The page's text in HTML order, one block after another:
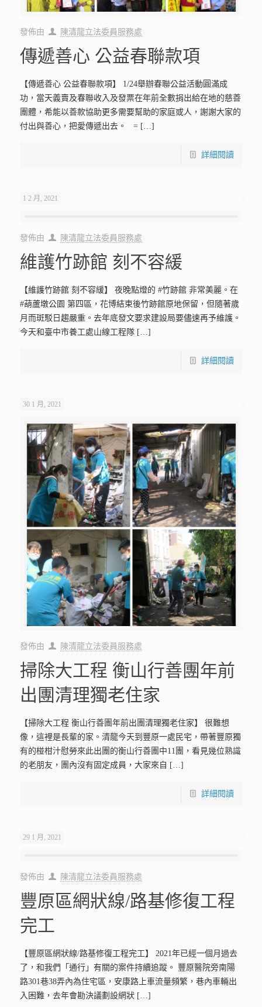
發佈由 陳清龍立法委員服務處
傳遞善心 公益春聯款項
【傳遞善心 公益春聯款項】 1/24舉辦春聯公益活動圓滿成
功，當天義賣及春聯收入及發票在年前全數捐出給在地的慈善
團體，希能以善款協助更多需要幫助的家庭或人，謝謝大家的
付出與善心，把愛傳遞出去。 =[…]
詳細閱讀
1 2 月, 2021
發佈由 陳清龍立法委員服務處
維護竹跡館 刻不容緩
【維護竹跡館 刻不容緩】 夜晚點燈的 #竹跡館 非常美麗。在
#葫蘆墩公園 第四區，花博結束後竹跡館原地保留，但隨著歲
月而斑駁日趨嚴重。去年底發文要求建設局要儘速再予維護。
今天和臺中市養工處山線工程隊[…]
詳細閱讀
30 1 月, 2021
發佈由 陳清龍立法委員服務處
掃除大工程 衡山行善團年前
出團清理獨老住家
【掃除大工程 衡山行善團年前出團清理獨老住家】 很難想
像，這裡是長輩的家。清龍今天到豐原一處民宅，帶著豐原獨
有的椪柑汁慰勞來此出團的衡山行善團中11團，看見幾位熟識
的老朋友，團內沒有固定成員，大家來自 […]
詳細閱讀
29 1 月, 2021
發佈由 陳清龍立法委員服務處
豐原區網狀線/路基修復工程
完工
【豐原區網狀線/路基修復工程完工】 2021年已經一個月過去
了，和我們「通行」有關的案件持續追蹤。 豐原醫院旁南陽
路301巷38弄內為住宅區，安康路上車流量頻繁，巷內車輛出
入困難，去年會勘決議劃設網狀[…]